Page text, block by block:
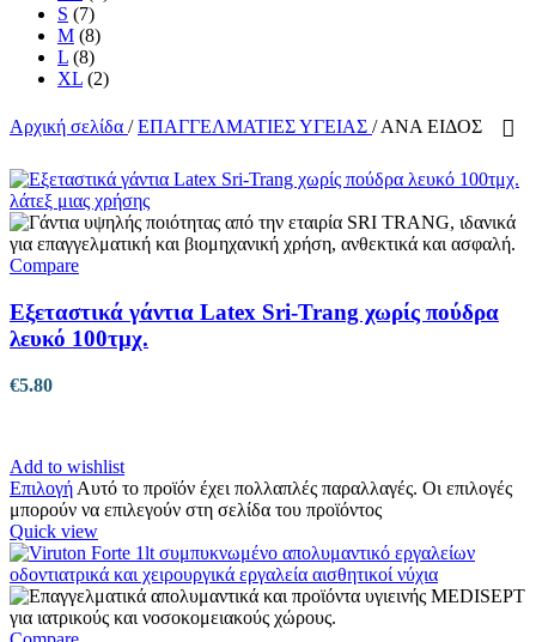
S (7)
M (8)
L (8)
XL (2)
Αρχική σελίδα / ΕΠΑΓΓΕΛΜΑΤΙΕΣ ΥΓΕΙΑΣ / ΑΝΑ ΕΙΔΟΣ
Compare
Εξεταστικά γάντια Latex Sri-Trang χωρίς πούδρα
λευκό 100τμχ.
€5.80
Add to wishlist
Επιλογή Αυτό το προϊόν έχει πολλαπλές παραλλαγές. Οι επιλογές
μπορούν να επιλεγούν στη σελίδα του προϊόντος
Quick view